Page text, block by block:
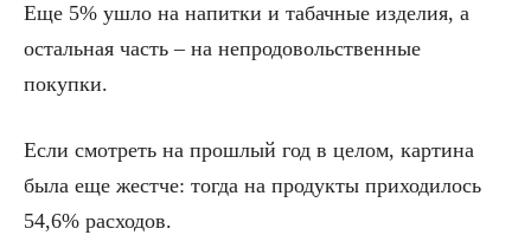
Еще 5% ушло на напитки и табачные изделия, а
остальная часть – на непродовольственные
покупки.
Если смотреть на прошлый год в целом, картина
была еще жестче: тогда на продукты приходилось
54,6% расходов.